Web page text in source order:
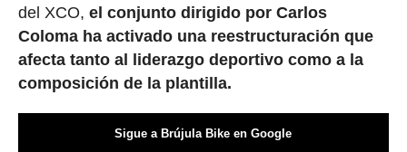
del XCO, el conjunto dirigido por Carlos
Coloma ha activado una reestructuración que
afecta tanto al liderazgo deportivo como a la
composición de la plantilla.
Sigue a Brújula Bike en Google